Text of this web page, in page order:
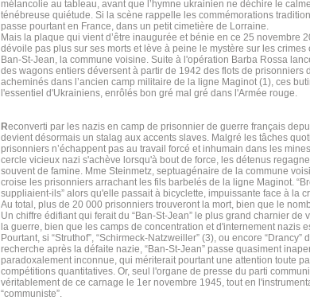
mélancolie au tableau, avant que l’hymne ukrainien ne déchire le
ténébreuse quiétude. Si la scène rappelle les commémorations
passe pourtant en France, dans un petit cimetière de Lorraine.
Mais la plaque qui vient d’être inaugurée et bénie en ce 25 novembre
dévoile pas plus sur ses morts et lève à peine le mystère sur les crimes
Ban-St-Jean, la commune voisine. Suite à l'opération Barba Rossa
des wagons entiers déversent à partir de 1942 des flots de prisonniers
acheminés dans l’ancien camp militaire de la ligne Maginot (1), ces
l'essentiel d'Ukrainiens, enrôlés bon gré mal gré dans l'Armée rouge.
Reconverti par les nazis en camp de prisonnier de guerre français
devient désormais un stalag aux accents slaves. Malgré les tâches
prisonniers n’échappent pas au travail forcé et inhumain dans les
cercle vicieux nazi s'achève lorsqu'à bout de force, les détenus
souvent de famine. Mme Steinmetz, septuagénaire de la commune
croise les prisonniers arrachant les fils barbelés de la ligne Maginot.
suppliaient-ils” alors qu'elle passait à bicyclette, impuissante face à la
Au total, plus de 20 000 prisonniers trouveront la mort, bien que le
Un chiffre édifiant qui ferait du “Ban-St-Jean” le plus grand charnier
la guerre, bien que les camps de concentration et d'internement nazis
Pourtant, si “Struthof”, “Schirmeck-Natzweiller” (3), ou encore
recherche après la défaite nazie, “Ban-St-Jean” passe quasiment
paradoxalement inconnue, qui mériterait pourtant une attention toute
compétitions quantitatives. Or, seul l'organe de presse du parti
véritablement de ce carnage le 1er novembre 1945, tout en
“communiste”.